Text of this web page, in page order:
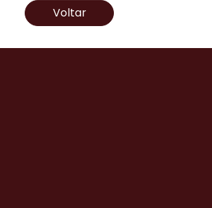
Voltar